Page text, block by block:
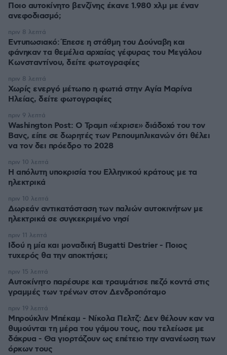
Ποιο αυτοκίνητο βενζίνης έκανε 1.980 χλμ με έναν
ανεφοδιασμό;
Εντυπωσιακό: Έπεσε η στάθμη του Δούναβη και
φάνηκαν τα θεμέλια αρχαίας γέφυρας του Μεγάλου
Κωνσταντίνου, δείτε φωτογραφίες
πριν 8 λεπτά
Χωρίς ενεργό μέτωπο η φωτιά στην Aγία Μαρίνα
Ηλείας, δείτε φωτογραφίες
πριν 8 λεπτά
Washington Post: Ο Τραμπ «έχρισε» διάδοχό του τον
Βανς, είπε σε δωρητές των Ρεπουμπλικανών ότι θέλει
να τον δει πρόεδρο το 2028
πριν 9 λεπτά
Η απόλυτη υποκρισία του Ελληνικού κράτους με τα
ηλεκτρικά
πριν 10 λεπτά
Δωρεάν αντικατάσταση των παλιών αυτοκινήτων με
ηλεκτρικά σε συγκεκριμένο νησί
πριν 10 λεπτά
Ιδού η μία και μοναδική Bugatti Destrier - Ποιος
τυχερός θα την αποκτήσει;
πριν 11 λεπτά
Αυτοκίνητο παρέσυρε και τραυμάτισε πεζό κοντά στις
γραμμές των τρένων στον Δενδροπόταμο
πριν 15 λεπτά
Μπρούκλιν Μπέκαμ - Νίκολα Πελτζ: Δεν θέλουν καν να
θυμούνται τη μέρα του γάμου τους, που τελείωσε με
δάκρυα - Θα γιορτάζουν ως επέτειο την ανανέωση των
όρκων τους
πριν 19 λεπτά